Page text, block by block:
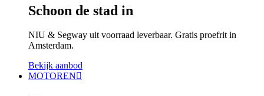
Schoon de stad in
NIU & Segway uit voorraad leverbaar. Gratis proefrit in
Amsterdam.
Bekijk aanbod
MOTOREN